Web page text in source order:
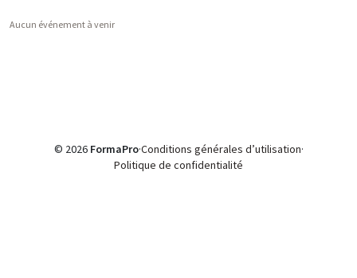
Aucun événement à venir
© 2026 FormaPro·Conditions générales d’utilisation·
Politique de confidentialité